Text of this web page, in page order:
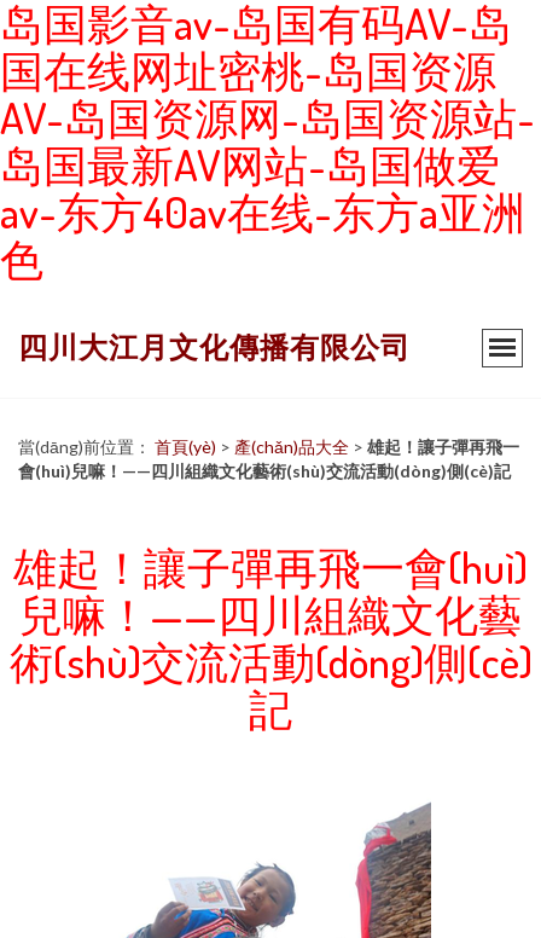
岛国影音av-岛国有码AV-岛
国在线网址密桃-岛国资源
AV-岛国资源网-岛国资源站-
岛国最新AV网站-岛国做爱
av-东方40av在线-东方a亚洲
色
四川大江月文化傳播有限公司
當(dāng)前位置： 首頁(yè) > 產(chǎn)品大全 > 雄起！讓子彈再飛一
會(huì)兒嘛！——四川組織文化藝術(shù)交流活動(dòng)側(cè)記
雄起！讓子彈再飛一會(huì)
兒嘛！——四川組織文化藝
術(shù)交流活動(dòng)側(cè)
記